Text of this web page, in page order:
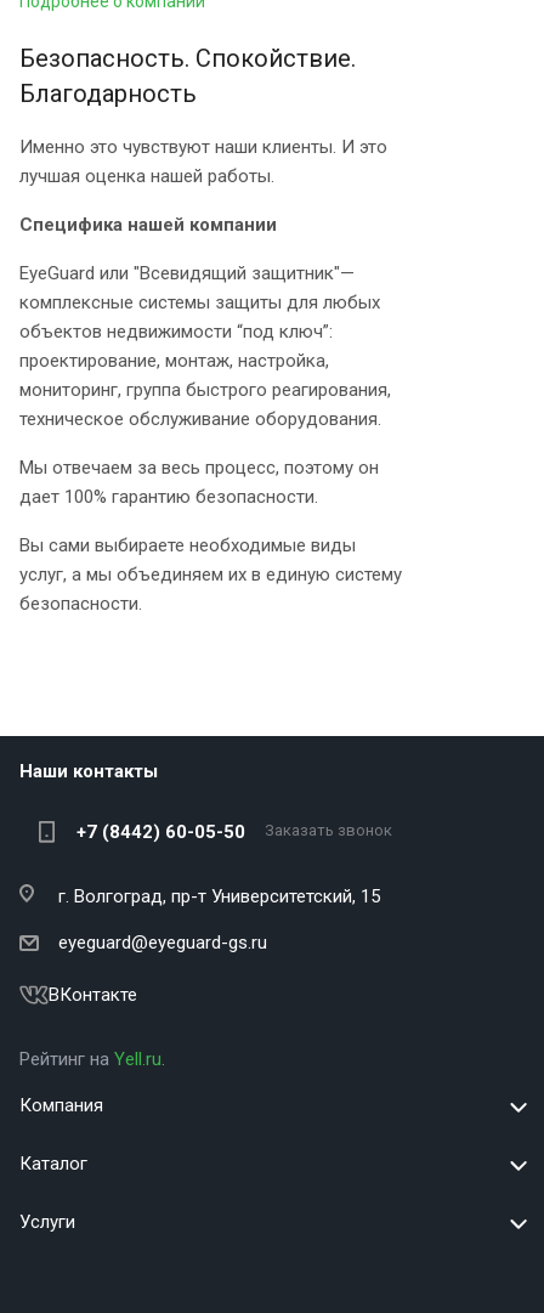
Безопасность. Спокойствие.
Благодарность
Именно это чувствуют наши клиенты. И это
лучшая оценка нашей работы.
Специфика нашей компании
EyeGuard или "Всевидящий защитник"—
комплексные системы защиты для любых
объектов недвижимости “под ключ”:
проектирование, монтаж, настройка,
мониторинг, группа быстрого реагирования,
техническое обслуживание оборудования.
Мы отвечаем за весь процесс, поэтому он
дает 100% гарантию безопасности.
Вы сами выбираете необходимые виды
услуг, а мы объединяем их в единую систему
безопасности.
Наши контакты
+7 (8442) 60-05-50 Заказать звонок
г. Волгоград, пр-т Университетский, 15
eyeguard@eyeguard-gs.ru
ВКонтакте
Рейтинг на Yell.ru.
Компания
Каталог
Услуги